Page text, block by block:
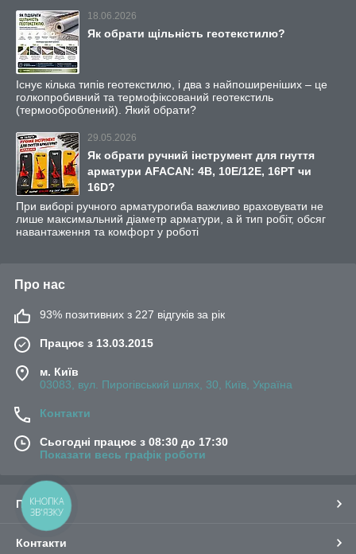
18.06.2026
Як обрати щільність геотекстилю?
Існує кілька типів геотекстилю, і два з найпоширеніших – це
голкопробивний та термофіксований геотекстиль
(термооброблений). Який обрати?
29.05.2026
Як обрати ручний інструмент для гнуття
арматури AFACAN: 4B, 10E/12E, 16PT чи
16D?
При виборі ручного арматурогиба важливо враховувати не
лише максимальний діаметр арматури, а й тип робіт, обсяг
навантаження та комфорт у роботі
Про нас
93% позитивних з 227 відгуків за рік
Працює з 13.03.2015
м. Київ
03083, вул. Пирогівський шлях, 30, Київ, Україна
Контакти
Сьогодні працює з 08:30 до 17:30
Показати весь графік роботи
Про нас
Контакти
КНОПКА
ЗВ'ЯЗКУ